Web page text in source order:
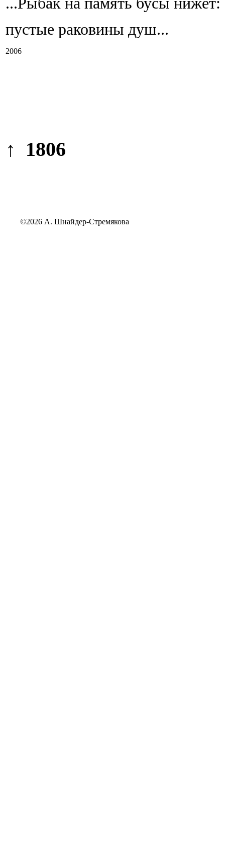
пустые раковины душ...
2006
↑ 1806
©2026 А. Шнайдер-Стремякова